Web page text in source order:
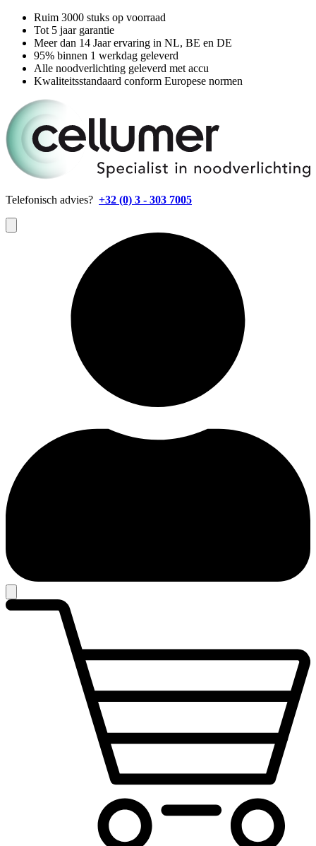
Ruim 3000 stuks op voorraad
Tot 5 jaar garantie
Meer dan 14 Jaar ervaring in NL, BE en DE
95% binnen 1 werkdag geleverd
Alle noodverlichting geleverd met accu
Kwaliteitsstandaard conform Europese normen
Telefonisch advies? +32 (0) 3 - 303 7005